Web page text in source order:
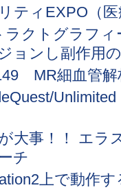
ティEXPO（
ラクトグラフ
ョンし副作用
MR細血管解
大事！！ エラ
チ
上で動作